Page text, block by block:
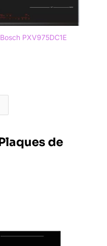
PXV975DC1E
de